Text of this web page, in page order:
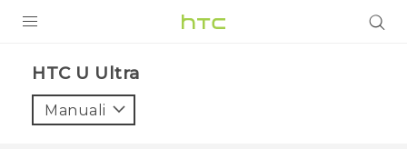
VIVE
HTC U Ultra‎
Manuali